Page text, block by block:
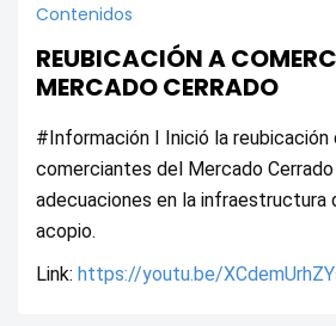
Contenidos
REUBICACIÓN A
MERCADO CERRADO
#Información I Inició la reubicación
comerciantes del Mercado
adecuaciones en la
acopio.
Link: https://youtu.be/